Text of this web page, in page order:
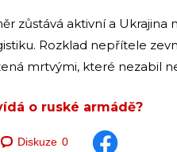
zůstává aktivní a
Rozklad nepřítele
mrtvými, které nezabil
o ruské armádě?
Diskuze 0